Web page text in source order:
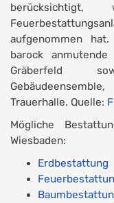
aufgenommen
barock
Gräberfeld
Trauerhalle. Quelle:
Mögliche
Wiesbaden:
Erdbestattung